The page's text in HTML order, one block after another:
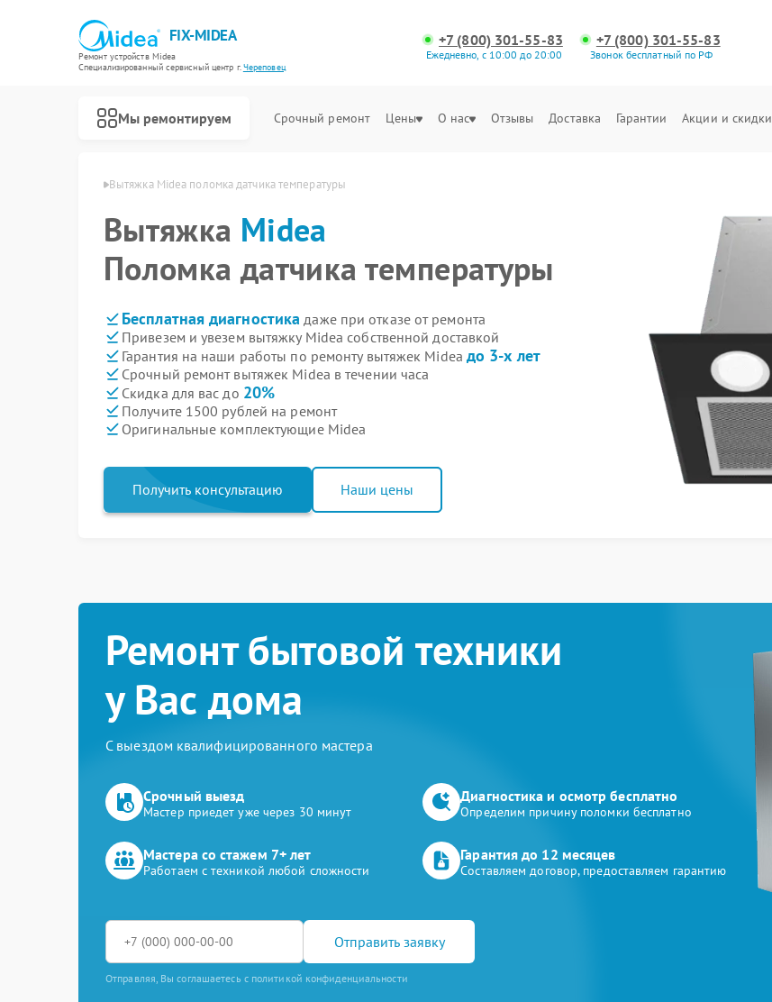
FIX-MIDEA
Ремонт устройств Midea
Специализированный cервисный центр г.Череповец
+7 (800) 301-55-83
Ежедневно, с 10:00 до 20:00
+7 (800) 301-55-83
Звонок бесплатный по РФ
Мы ремонтируем Срочный ремонт Цены О нас Отзывы Доставка Гарантии Акции и скидки
Вытяжка Midea поломка датчика температуры
Вытяжка Midea
Поломка датчика температуры
Бесплатная диагностика даже при отказе от ремонта
Привезем и увезем вытяжку Midea собственной доставкой
Гарантия на наши работы по ремонту вытяжек Midea до 3-х лет
Срочный ремонт вытяжек Midea в течении часа
Скидка для вас до 20%
Получите 1500 рублей на ремонт
Оригинальные комплектующие Midea
Получить консультацию Наши цены
Ремонт бытовой техники
у Вас дома
С выездом квалифицированного мастера
Срочный выезд
Мастер приедет уже через 30 минут
Диагностика и осмотр бесплатно
Определим причину поломки бесплатно
Мастера со стажем 7+ лет
Работаем с техникой любой сложности
Гарантия до 12 месяцев
Составляем договор, предоставляем гарантию
Отправить заявку
Отправляя, Вы соглашаетесь с политикой конфиденциальности